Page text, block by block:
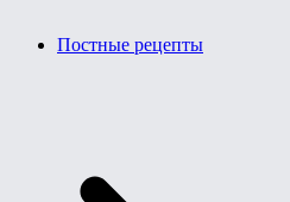
Постные рецепты